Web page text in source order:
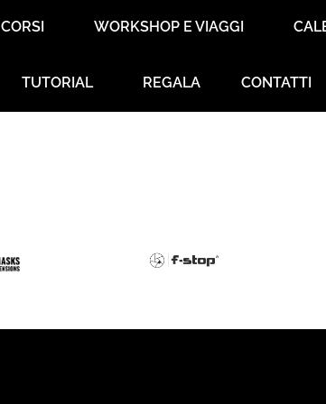
CORSI WORKSHOP E VIAGGI
TUTORIAL REGALA CONTATTI